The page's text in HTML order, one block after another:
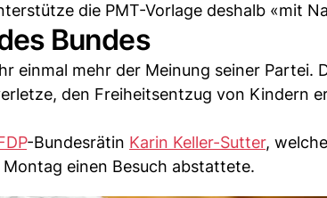
die PMT-Vorlage deshalb «mit
Bundes
einmal mehr der Meinung seiner Partei.
den Freiheitsentzug von Kindern
-Bundesrätin Karin Keller-Sutter,
einen Besuch abstattete.